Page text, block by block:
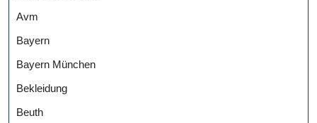
Avm
Bayern
Bayern München
Bekleidung
Beuth